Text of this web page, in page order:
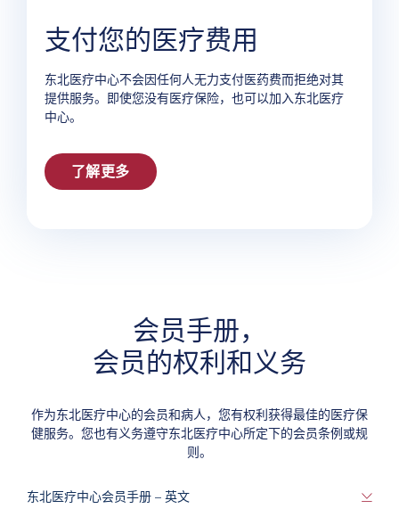
支付您的医疗费用
东北医疗中心不会因任何人无力支付医药费而拒绝对其
提供服务。即使您没有医疗保险，也可以加入东北医疗
中心。
了解更多
会员手册，
会员的权利和义务
作为东北医疗中心的会员和病人，您有权利获得最佳的医疗保
健服务。您也有义务遵守东北医疗中心所定下的会员条例或规
则。
东北医疗中心会员手册 – 英文